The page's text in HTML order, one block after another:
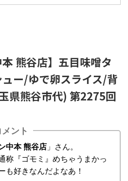
本 熊谷店】五目味噌タ
ー/ゆで卵スライス/背
県熊谷市代) 第2275回
ント
中本 熊谷店 」さん。
称『ゴモミ』めちゃうまかっ
も好きなんだよなあ！